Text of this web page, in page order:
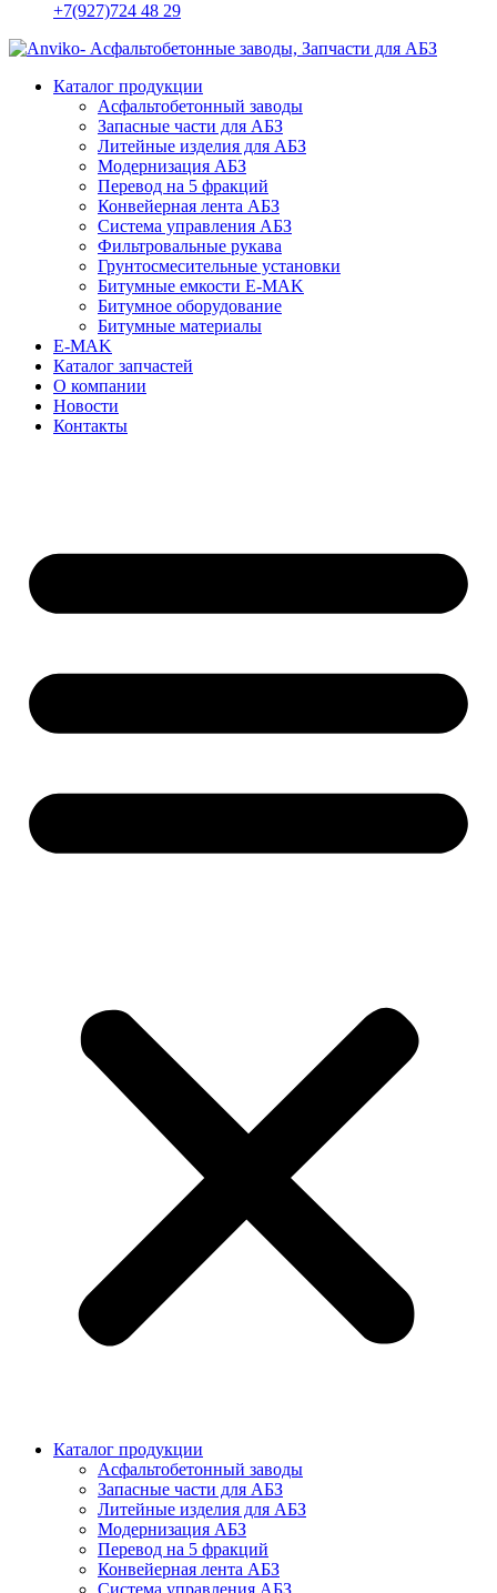
+7(927)724 48 29
Каталог продукции
Асфальтобетонный заводы
Запасные части для АБЗ
Литейные изделия для АБЗ
Модернизация АБЗ
Перевод на 5 фракций
Конвейерная лента АБЗ
Система управления АБЗ
Фильтровальные рукава
Грунтосмесительные установки
Битумные емкости E-MAK
Битумное оборудование
Битумные материалы
E-MAK
Каталог запчастей
О компании
Новости
Контакты
Каталог продукции
Асфальтобетонный заводы
Запасные части для АБЗ
Литейные изделия для АБЗ
Модернизация АБЗ
Перевод на 5 фракций
Конвейерная лента АБЗ
Система управления АБЗ